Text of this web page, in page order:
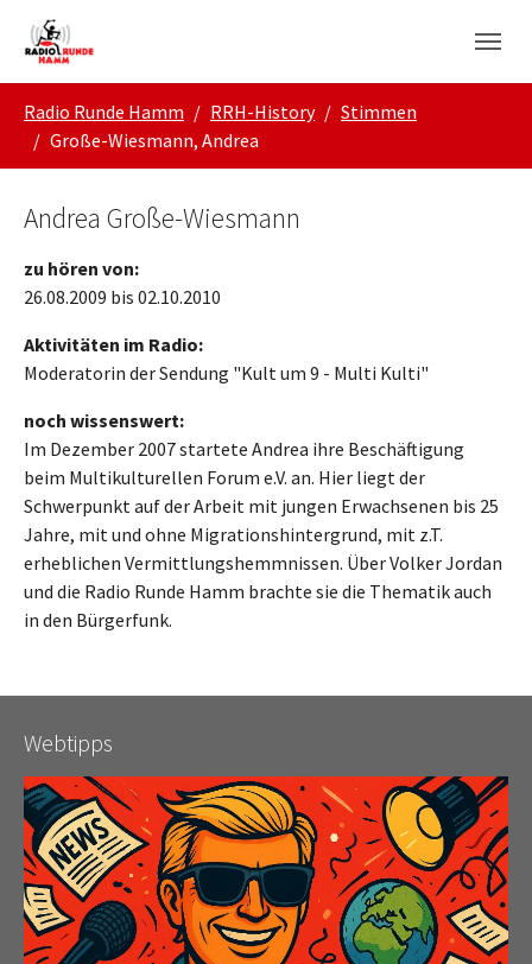
Skip to main navigation
Zum Hauptinhalt springen
Skip to page footer
Radio Runde Hamm RRH-History
Stimmen
Große-Wiesmann, Andrea
Andrea Große-Wiesmann
zu hören von:
26.08.2009 bis 02.10.2010
Aktivitäten im Radio:
Moderatorin der Sendung "Kult um 9 - Multi Kulti"
noch wissenswert:
Im Dezember 2007 startete Andrea ihre Beschäftigung
beim Multikulturellen Forum e.V. an. Hier liegt der
Schwerpunkt auf der Arbeit mit jungen Erwachsenen bis 25
Jahre, mit und ohne Migrationshintergrund, mit z.T.
erheblichen Vermittlungshemmnissen. Über Volker Jordan
und die Radio Runde Hamm brachte sie die Thematik auch
in den Bürgerfunk.
Webtipps